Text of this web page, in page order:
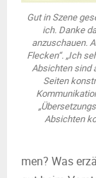
Gut in Szene
ich. Danke
anzuschauen.
Flecken“. „Ich
Absichten sind
Seiten
Absichten
men? Was